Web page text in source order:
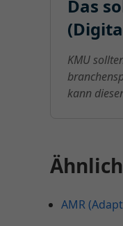
Das
KMU
kann
AMR